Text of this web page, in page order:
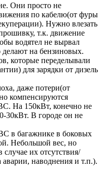
Они просто не
по кабелю(от фуры
Нужно влезать
т.к. движение
водятел не вырвал
делают на бензиновых.
которые переделывали
для зарядки от дизель
даже потери(от
компенсируются
На 150кВт, конечно не
30кВт. В городе он не
в багажнике в боковых
Небольшой вес, но
случае их отсутствия/
аварии, наводнения и т.п.).